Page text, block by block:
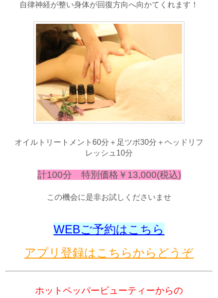
自律神経が整い身体が回復方向へ向かてくれます！
オイルトリートメント60分＋足ツボ30分＋ヘッドリフ
レッシュ10分
計100分 特別価格￥13,000(税込)
この機会に是非お試しくださいませ
WEBご予約はこちら
アプリ登録はこちらからどうぞ
ホットペッパービューティーからの